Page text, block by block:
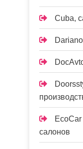
Cuba,
EcoCar
салонов